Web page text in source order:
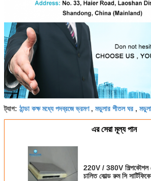
ট্যাগ: ঠান্ডা কক্ষ মধ্যে পদব্রজে ভ্রমণ, মডুলার শীতল ঘর ,
এর সেরা মূল্য পান
220V / 380V শিল্পকৌশল
চালিত কোল্ড রুম সি